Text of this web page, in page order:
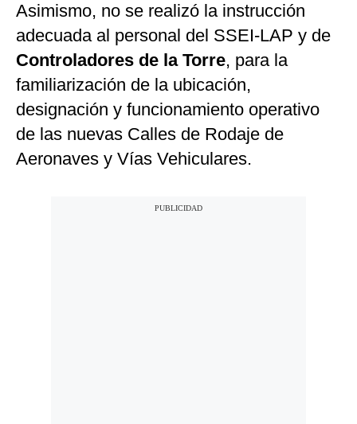
Asimismo, no se realizó la instrucción
adecuada al personal del SSEI-LAP y de
Controladores de la Torre, para la
familiarización de la ubicación,
designación y funcionamiento operativo
de las nuevas Calles de Rodaje de
Aeronaves y Vías Vehiculares.